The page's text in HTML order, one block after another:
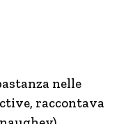
nelle
raccontava